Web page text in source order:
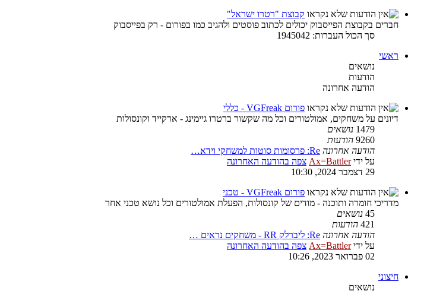
קבוצת "רטרו ישראל"
חברים בקבוצת הפייסבוק יכולים לכתוב פוסטים ולהגיב כמו בפורום - רק בפייסבוק
סך הכול העברות: 1945042
ראשי
נושאים
הודעות
הודעה אחרונה
פורום VGFreak - כללי
דיונים על משחקים, אמולטורים וכל מה שקשור ברטרו גיימינג - ארקייד וקונסולות
1479 נושאים
9260 הודעות
הודעה אחרונה Re: פרסומות סוטות למשחקי וידא…
על ידיAx=Battler צפה בהודעה האחרונה
29 דצמבר 2024, 10:30
פורום VGFreak - טכני
מדריכי חומרה ותוכנה - מודים של קונסולות, הפעלת אמולטורים וכל נושא טכני אחר
45 נושאים
421 הודעות
הודעה אחרונה Re: ליברלק RR - משחקים נראים …
על ידיAx=Battler צפה בהודעה האחרונה
02 פברואר 2023, 10:26
חיצוני
נושאים